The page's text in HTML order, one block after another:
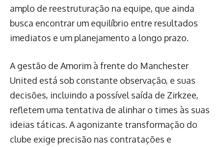
amplo de reestruturação na equipe, que ainda
busca encontrar um equilíbrio entre resultados
imediatos e um planejamento a longo prazo.
A gestão de Amorim à frente do Manchester
United está sob constante observação, e suas
decisões, incluindo a possível saída de Zirkzee,
refletem uma tentativa de alinhar o times às suas
ideias táticas. A agonizante transformação do
clube exige precisão nas contratações e